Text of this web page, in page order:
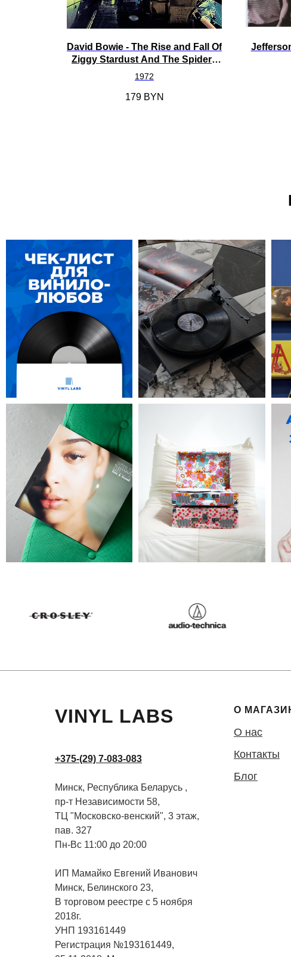
David Bowie - The Rise and Fall Of
Ziggy Stardust And The Spiders
From Mars [LP]
1972
179 BYN
VINYL LABS
+375-(29) 7-083-083
Минск, Республика Беларусь ,
пр-т Независимости 58,
ТЦ "Московско-венский", 3 этаж,
пав. 327
Пн-Вс 11:00 до 20:00
ИП Мамайко Евгений Иванович
Минск, Белинского 23,
В торговом реестре с 5 ноября
2018г.
УНП 193161449
Регистрация №193161449,
О
О нас
Контакты
Блог